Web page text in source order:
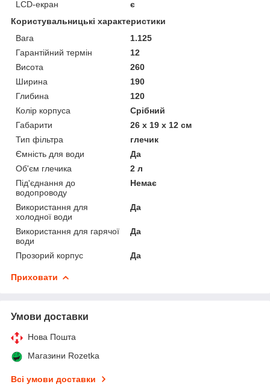
LCD-екран
є
Користувальницькі характеристики
Вага
1.125
Гарантійний термін
12
Висота
260
Ширина
190
Глибина
120
Колір корпуса
Срібний
Габарити
26 х 19 х 12 см
Тип фільтра
глечик
Ємність для води
Да
Об'єм глечика
2 л
Під'єднання до
водопроводу
Немає
Використання для
холодної води
Да
Використання для гарячої
води
Да
Прозорий корпус Да
Приховати
Умови доставки
Нова Пошта
Магазини Rozetka
Всі умови доставки